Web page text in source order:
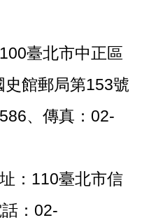
臺北市中正區
館郵局第153號
、傳真：02-
：110臺北市信
：02-